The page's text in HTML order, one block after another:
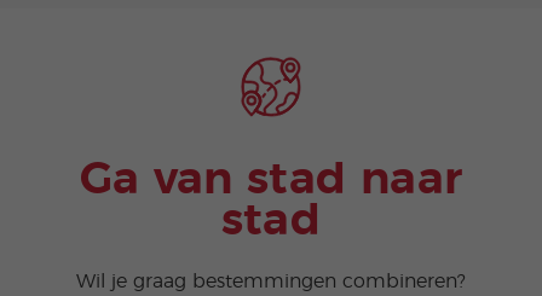
Ga van stad naar
stad
Wil je graag bestemmingen combineren?